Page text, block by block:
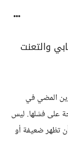
والتعنت
المضي في
على فشلها. ليس
تظهر ضعيفة أو